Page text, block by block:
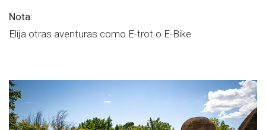
Nota:
Elija otras aventuras como E-trot o E-Bike